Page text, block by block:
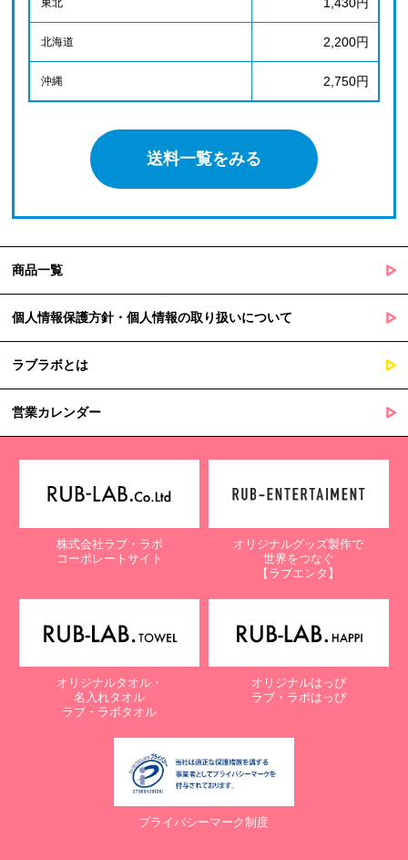
東北
北海道 2,200円
沖縄 2,750円
送料一覧をみる
商品一覧
個人情報保護方針・個人情報の取り扱いについて
ラブラボとは
営業カレンダー
株式会社ラブ・ラボ
コーポレートサイト
オリジナルグッズ製作で
世界をつなぐ
【ラブエンタ】
オリジナルタオル・
名入れタオル
ラブ・ラボタオル
オリジナルはっぴ
ラブ・ラボはっぴ
プライバシーマーク制度